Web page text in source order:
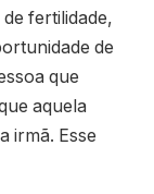
fertilidade,
de
que
aquela
irmã. Esse